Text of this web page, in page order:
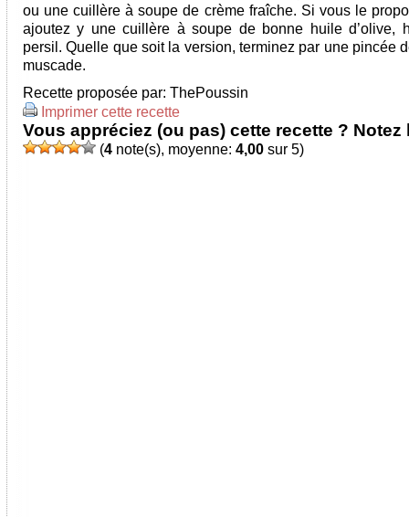
ou une cuillère à soupe de crème fraîche. Si vous le
ajoutez y une cuillère à soupe de bonne huile d’olive,
persil. Quelle que soit la version, terminez par une pincée
muscade.
Recette proposée par: ThePoussin
Imprimer cette recette
Vous appréciez (ou pas) cette recette ? Notez
(4 note(s), moyenne: 4,00 sur 5)